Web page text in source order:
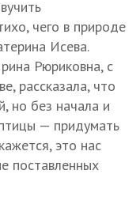
чего в природе
Исева.
Рюриковна, с
рассказала, что
но без начала и
— придумать
это нас
поставленных